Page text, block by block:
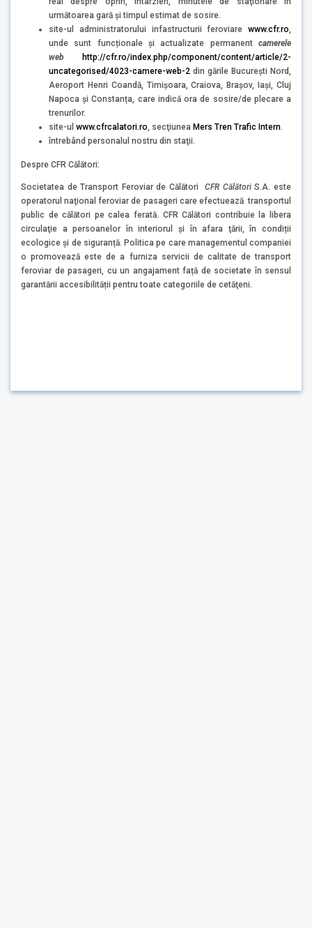
următoarea gară şi timpul estimat de sosire.
site-ul administratorului infastructurii feroviare www.cfr.ro,
unde sunt funcționale și actualizate permanent camerele
web
http://cfr.ro/index.php/component/content/article/2-
uncategorised/4023-camere-web-2 din gările București Nord,
Aeroport Henri Coandă, Timișoara, Craiova, Brașov, Iași, Cluj
Napoca și Constanța, care indică ora de sosire/de plecare a
trenurilor.
site-ul www.cfrcalatori.ro, secţiunea Mers Tren Trafic Intern.
întrebând personalul nostru din staţii.
Despre CFR Călători:
Societatea de Transport Feroviar de CălătoriCFR CălătoriS.A. este
operatorul naţional feroviar de pasageri care efectuează transportul
public de călători pe calea ferată. CFR Călători contribuie la libera
circulaţie a persoanelor în interiorul şi în afara ţării, în condiții
ecologice și de siguranță. Politica pe care managementul companiei
o promovează este de a furniza servicii de calitate de transport
feroviar de pasageri, cu un angajament față de societate în sensul
garantării accesibilității pentru toate categoriile de cetăţeni.